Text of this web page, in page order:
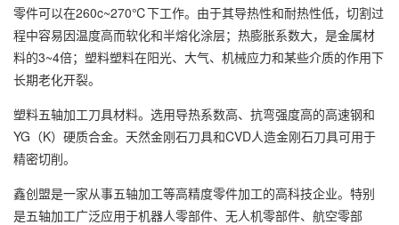
零件可以在260c~270℃下工作。由于其导热性和耐热性低，切割过
程中容易因温度高而软化和半熔化涂层；热膨胀系数大，是金属材
料的3~4倍；塑料塑料在阳光、大气、机械应力和某些介质的作用下
长期老化开裂。
塑料五轴加工刀具材料。选用导热系数高、抗弯强度高的高速钢和
YG（K）硬质合金。天然金刚石刀具和CVD人造金刚石刀具可用于
精密切削。
鑫创盟是一家从事五轴加工等高精度零件加工的高科技企业。特别
是五轴加工广泛应用于机器人零部件、无人机零部件、航空零部